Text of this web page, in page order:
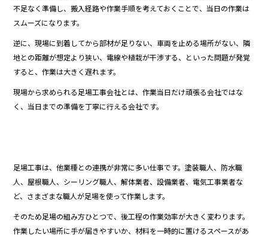
不足なく準備し、搬入経路や作業手順を考えておくことで、当日の作業は
スムーズになります。
逆に、現場に到着してから部材が足りない、車両を止める場所がない、隣
地との距離が想定より狭い、電線や植栽が干渉する、といった問題が発覚
すると、作業は大きく遅れます。
現場から求められる足場工事会社とは、作業当日だけ頑張る会社ではな
く、当日までの準備を丁寧に行える会社です。
足場工事は、他業種との連携が非常に多い仕事です。塗装職人、防水職
人、屋根職人、シーリング職人、解体業者、設備業者、電気工事業者な
ど、さまざまな職人が足場を使って作業します。
そのため足場の組み方ひとつで、後工程の作業効率が大きく変わります。
作業したい場所に手が届きやすいか、材料を一時的に置けるスペースがあ